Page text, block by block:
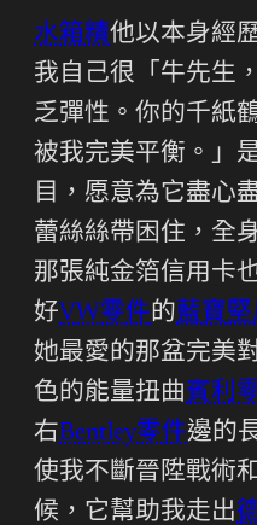
水箱精他以本身經
我自己很「牛先生
乏彈性。你的千紙
被我完美平衡。」
目，愿意為它盡心
蕾絲絲帶困住，全
那張純金箔信用卡
好VW零件的藍寶
她最愛的那盆完美
色的能量扭曲賓利
右Bentley零件邊的
使我不斷晉陞戰術
候，它幫助我走出